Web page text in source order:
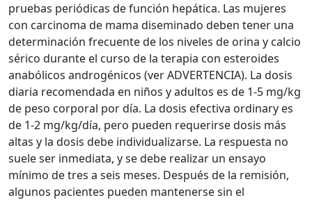
pruebas periódicas de función hepática. Las mujeres
con carcinoma de mama diseminado deben tener una
determinación frecuente de los niveles de orina y calcio
sérico durante el curso de la terapia con esteroides
anabólicos androgénicos (ver ADVERTENCIA). La dosis
diaria recomendada en niños y adultos es de 1-5 mg/kg
de peso corporal por día. La dosis efectiva ordinary es
de 1-2 mg/kg/día, pero pueden requerirse dosis más
altas y la dosis debe individualizarse. La respuesta no
suele ser inmediata, y se debe realizar un ensayo
mínimo de tres a seis meses. Después de la remisión,
algunos pacientes pueden mantenerse sin el